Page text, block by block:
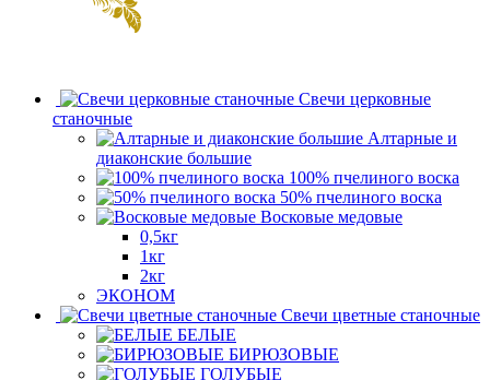
Свечи церковные
станочные
Алтарные и
диаконские большие
100% пчелиного воска
50% пчелиного воска
Восковые медовые
0,5кг
1кг
2кг
ЭКОНОМ
Свечи цветные станочные
БЕЛЫЕ
БИРЮЗОВЫЕ
ГОЛУБЫЕ